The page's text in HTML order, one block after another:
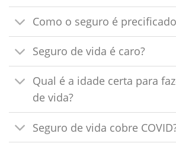
Como o seguro é
Seguro de vida é caro?
Qual é a idade certa para
de vida?
Seguro de vida cobre